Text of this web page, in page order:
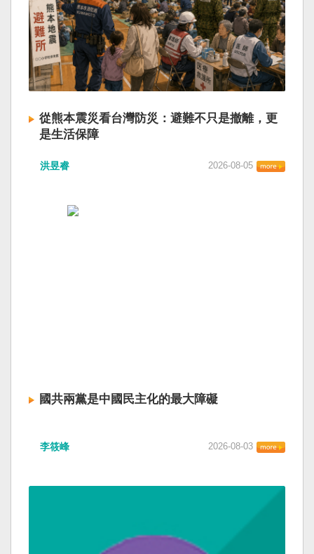
從熊本震災看台灣防災：避難不只是撤離，更
是生活保障
洪昱睿 2026-08-05
國共兩黨是中國民主化的最大障礙
李筱峰 2026-08-03